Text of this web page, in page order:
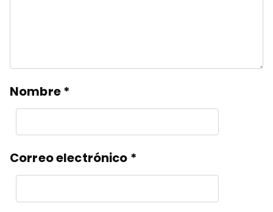
Nombre*
Correo electrónico *